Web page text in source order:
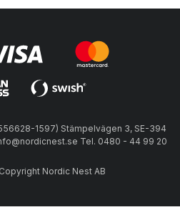
1597) Stämpelvägen 3, SE-394
Tel. 0480 - 44 99 20
Nordic Nest AB